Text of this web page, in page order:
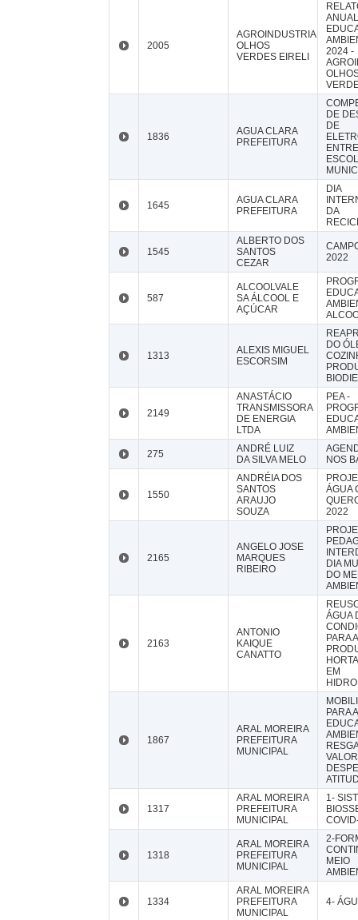
2005
AGROINDUSTRIAL
OLHOS
VERDES EIRELI
2024 -
1836
AGUA CLARA
PREFEITURA
DE
DE
ENTRE
1645
AGUA CLARA
PREFEITURA
DIA
DA
1545
ALBERTO DOS
SANTOS
CEZAR
2022
587
ALCOOLVALE
SA ÁLCOOL E
AÇÚCAR
1313
ALEXIS MIGUEL
ESCORSIM
DO
2149
ANASTÁCIO
TRANSMISSORA
DE ENERGIA
LTDA
PEA -
275
ANDRÉ LUIZ
DA SILVA MELO
NOS
1550
ANDRÉIA DOS
SANTOS
ARAUJO
SOUZA
ÁGUA
2022
2165
ANGELO JOSE
MARQUES
RIBEIRO
DIA
DO
2163
ANTONIO
KAIQUE
CANATTO
ÁGUA
PARA A
EM
1867
ARAL MOREIRA
PREFEITURA
MUNICIPAL
PARA A
1317
ARAL MOREIRA
PREFEITURA
MUNICIPAL
1-
1318
ARAL MOREIRA
PREFEITURA
MUNICIPAL
2-
MEIO
1334
ARAL MOREIRA
PREFEITURA
MUNICIPAL
4-